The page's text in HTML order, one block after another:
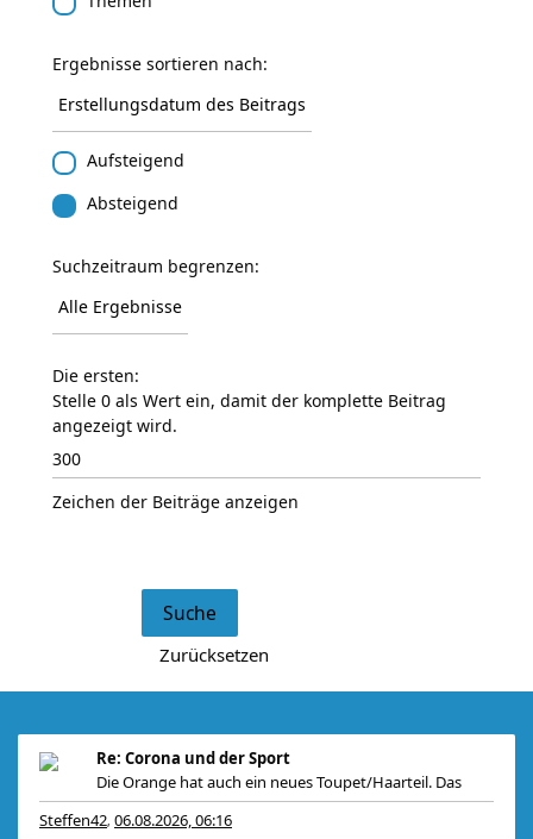
Ergebnisse sortieren nach:
Aufsteigend
Absteigend
Suchzeitraum begrenzen:
Die ersten:
Stelle 0 als Wert ein, damit der komplette Beitrag
angezeigt wird.
Zeichen der Beiträge anzeigen
Re: Corona und der Sport
Die Orange hat auch ein neues Toupet/Haarteil. Das
Steffen42, 06.08.2026, 06:16